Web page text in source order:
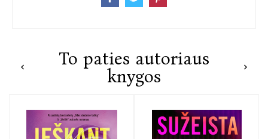
To paties autoriaus
knygos